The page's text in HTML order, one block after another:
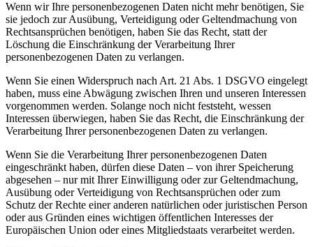
Wenn wir Ihre personenbezogenen Daten nicht mehr benötigen, Sie
sie jedoch zur Ausübung, Verteidigung oder Geltendmachung von
Rechtsansprüchen benötigen, haben Sie das Recht, statt der
Löschung die Einschränkung der Verarbeitung Ihrer
personenbezogenen Daten zu verlangen.
Wenn Sie einen Widerspruch nach Art. 21 Abs. 1 DSGVO eingelegt
haben, muss eine Abwägung zwischen Ihren und unseren Interessen
vorgenommen werden. Solange noch nicht feststeht, wessen
Interessen überwiegen, haben Sie das Recht, die Einschränkung der
Verarbeitung Ihrer personenbezogenen Daten zu verlangen.
Wenn Sie die Verarbeitung Ihrer personenbezogenen Daten
eingeschränkt haben, dürfen diese Daten – von ihrer Speicherung
abgesehen – nur mit Ihrer Einwilligung oder zur Geltendmachung,
Ausübung oder Verteidigung von Rechtsansprüchen oder zum
Schutz der Rechte einer anderen natürlichen oder juristischen Person
oder aus Gründen eines wichtigen öffentlichen Interesses der
Europäischen Union oder eines Mitgliedstaats verarbeitet werden.